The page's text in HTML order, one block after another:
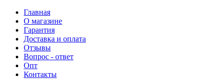
Главная
О магазине
Гарантия
Доставка и оплата
Отзывы
Вопрос - ответ
Опт
Контакты